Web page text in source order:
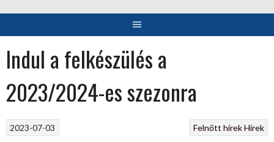
Indul a felkészülés a
2023/2024-es szezonra
Felnőtt hírekHírek
2023-07-03